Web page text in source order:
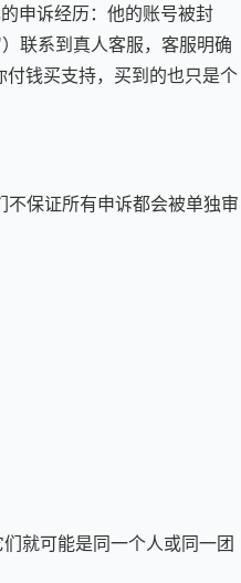
申诉经历：他的账号被封
联系到真人客服，客服明确
钱买支持，买到的也只是个
保证所有申诉都会被单独审
就可能是同一个人或同一团